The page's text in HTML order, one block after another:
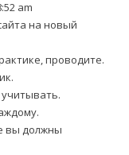
am
на новый
проводите.
вы должны